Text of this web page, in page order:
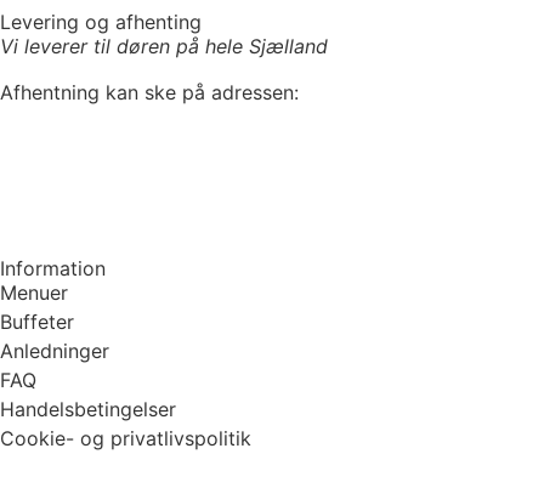
Levering og afhenting
Vi leverer til døren på hele Sjælland
Afhentning kan ske på adressen:
Information
Menuer
Buffeter
Anledninger
FAQ
Handelsbetingelser
Cookie- og privatlivspolitik